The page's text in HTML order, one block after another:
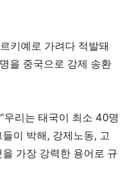
키예로 가려다 적발돼
을 중국으로 강제 송환
우리는 태국이 최소 40명
이 박해, 강제노동, 고
가장 강력한 용어로 규